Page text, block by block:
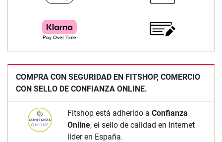
COMPRA CON SEGURIDAD EN FITSHOP, COMERCIO
CON SELLO DE CONFIANZA ONLINE.
Fitshop está adherido a Confianza
Online, el sello de calidad en Internet
líder en España.